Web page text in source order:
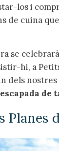
los i
de cuina
se
hi, a
dels nostres
escapada de
Planes